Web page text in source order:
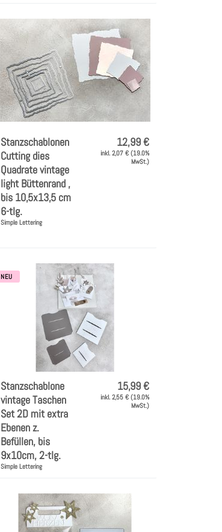
Stanzschablonen
Cutting dies
Quadrate vintage
light Büttenrand ,
bis 10,5x13,5 cm
6-tlg.
Simple Lettering
12,99 €
inkl. 2,07 € (19.0%
MwSt.)
NEU
Stanzschablone
vintage Taschen
Set 2D mit extra
Ebenen z.
Befüllen, bis
9x10cm, 2-tlg.
Simple Lettering
15,99 €
inkl. 2,55 € (19.0%
MwSt.)